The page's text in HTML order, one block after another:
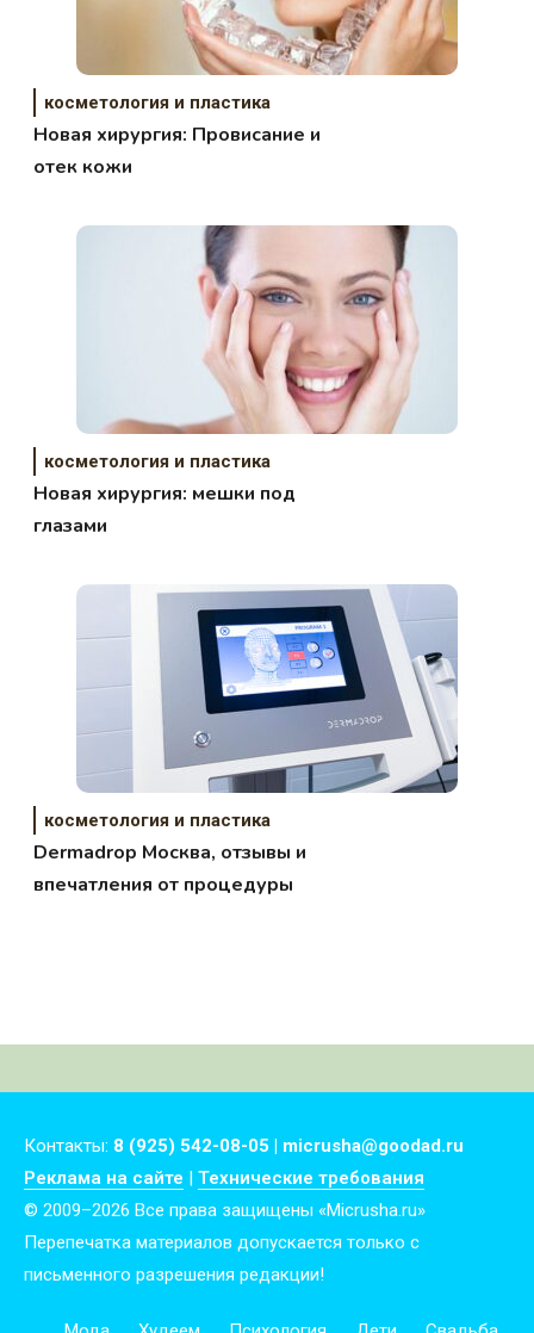
косметология и пластика
Новая хирургия: Провисание и
отек кожи
косметология и пластика
Новая хирургия: мешки под
глазами
косметология и пластика
Dermadrop Москва, отзывы и
впечатления от процедуры
Контакты: 8 (925) 542-08-05 | micrusha@goodad.ru
Реклама на сайте | Технические требования
© 2009–2026 Все права защищены «Micrusha.ru»
Перепечатка материалов допускается только с
письменного разрешения редакции!